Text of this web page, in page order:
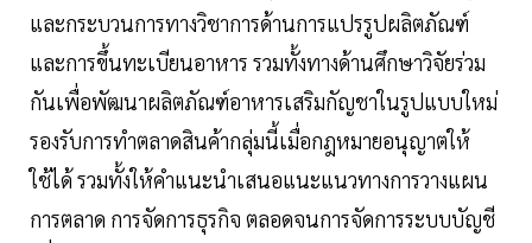
และกระบวนการทางวิชาการด้านการแปรรูปผลิตภัณฑ์
และการขึ้นทะเบียนอาหาร รวมทั้งทางด้านศึกษาวิจัยร่วม
กันเพื่อพัฒนาผลิตภัณฑ์อาหารเสริมกัญชาในรูปแบบใหม่
รองรับการทำตลาดสินค้ากลุ่มนี้เมื่อกฎหมายอนุญาตให้
ใช้ได้ รวมทั้งให้คำแนะนำเสนอแนะแนวทางการวางแผน
การตลาด การจัดการธุรกิจ ตลอดจนการจัดการระบบบัญชี